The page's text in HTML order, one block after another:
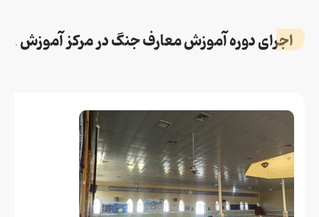
اجرای دوره آموزش معارف جنگ در مرکز آموزش 03 برخورداری نزاجا